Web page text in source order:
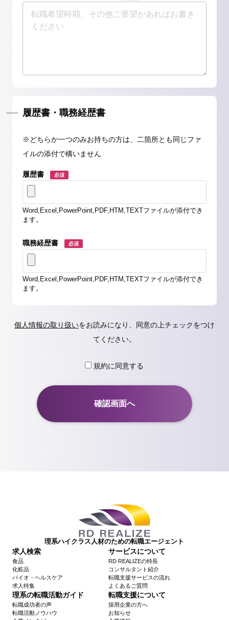
履歴書・職務経歴書
※どちらか一つのみお持ちの方は、二箇所とも同じファ
イルの添付で構いません
履歴書 必須
Word,Excel,PowerPoint,PDF,HTM,TEXTファイルが添付でき
ます。
職務経歴書 必須
Word,Excel,PowerPoint,PDF,HTM,TEXTファイルが添付でき
ます。
個人情報の取り扱いをお読みになり、同意の上チェックをつけ
てください。
規約に同意する
理系ハイクラス人材のための転職エージェント
求人検索
食品
化粧品
バイオ・ヘルスケア
求人特集
サービスについて
RD REALIZEの特長
コンサルタント紹介
転職支援サービスの流れ
よくあるご質問
理系の転職活動ガイド
転職成功者の声
転職活動ノウハウ
転職支援について
採用企業の方へ
お知らせ